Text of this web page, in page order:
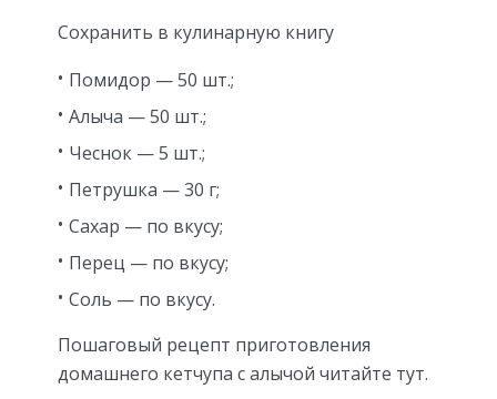
Сохранить в кулинарную книгу
Помидор — 50 шт.;
Алыча — 50 шт.;
Чеснок — 5 шт.;
Петрушка — 30 г;
Сахар — по вкусу;
Перец — по вкусу;
Соль — по вкусу.
Пошаговый рецепт приготовления
домашнего кетчупа с алычой читайте тут.